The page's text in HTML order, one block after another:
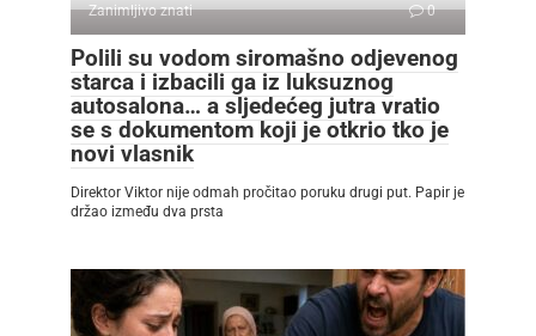
Zanimljivo znati 0
Polili su vodom siromašno odjevenog
starca i izbacili ga iz luksuznog
autosalona… a sljedećeg jutra vratio
se s dokumentom koji je otkrio tko je
novi vlasnik
Direktor Viktor nije odmah pročitao poruku drugi put. Papir je
držao između dva prsta